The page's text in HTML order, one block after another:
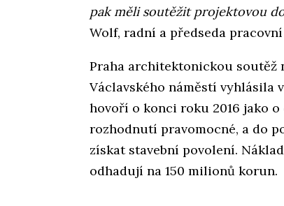
pak měli soutěžit projektovou
Wolf, radní a předseda
Praha architektonickou
Václavského náměstí vyhlásila
hovoří o konci roku 2016 jako
rozhodnutí pravomocné, a do
získat stavební povolení.
odhadují na 150 milionů korun.